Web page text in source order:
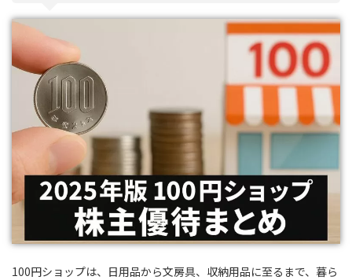
100円ショップは、日用品から文房具、収納用品に至るまで、暮ら